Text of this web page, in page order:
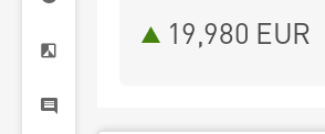
19,980 EUR